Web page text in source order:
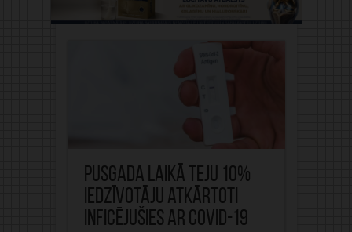
Pusgada laikā teju 10%
iedzīvotāju atkārtoti
inficējušies ar Covid-19